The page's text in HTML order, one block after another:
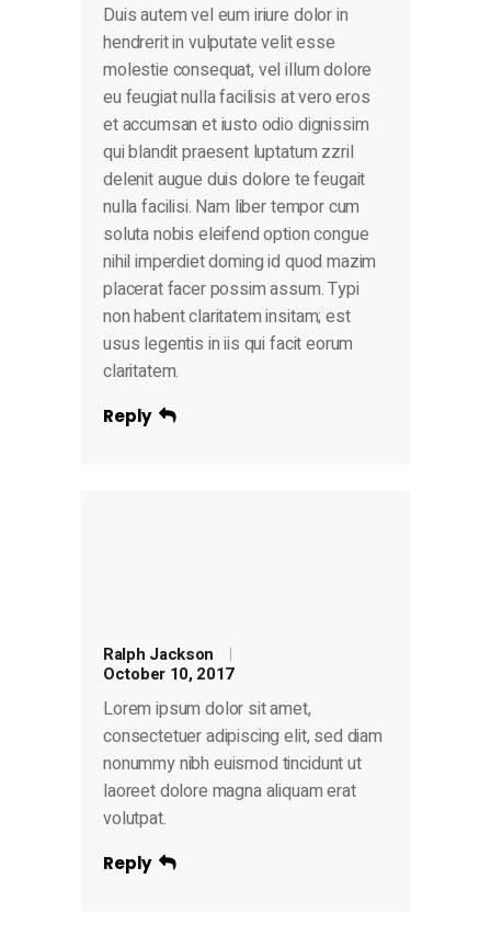
Duis autem vel eum iriure dolor in
hendrerit in vulputate velit esse
molestie consequat, vel illum dolore
eu feugiat nulla facilisis at vero eros
et accumsan et iusto odio dignissim
qui blandit praesent luptatum zzril
delenit augue duis dolore te feugait
nulla facilisi. Nam liber tempor cum
soluta nobis eleifend option congue
nihil imperdiet doming id quod mazim
placerat facer possim assum. Typi
non habent claritatem insitam; est
usus legentis in iis qui facit eorum
claritatem.
Reply
Ralph Jackson
October 10, 2017
Lorem ipsum dolor sit amet,
consectetuer adipiscing elit, sed diam
nonummy nibh euismod tincidunt ut
laoreet dolore magna aliquam erat
volutpat.
Reply